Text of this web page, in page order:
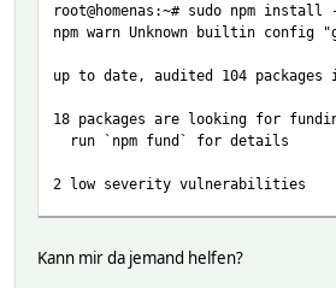
root@homenas:~# sudo npm
npm warn Unknown builtin
up to date, audited 104 packages
18 packages are looking for
run `npm fund` for details
2 low severity vulnerabilities
npm audit fix --force
Kann mir da jemand helfen?